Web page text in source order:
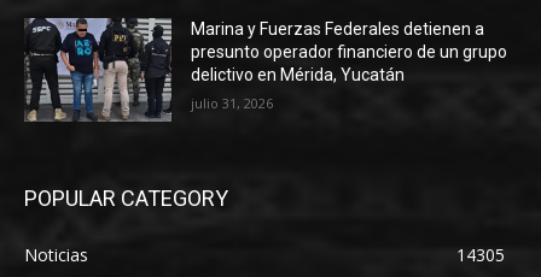
Marina y Fuerzas Federales detienen a
presunto operador financiero de un grupo
delictivo en Mérida, Yucatán
julio 31, 2026
POPULAR CATEGORY
Noticias
14305